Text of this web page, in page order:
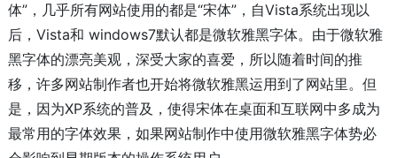
体”，几乎所有网站使用的都是“宋体”，自Vista系统出现以
后，Vista和 windows7默认都是微软雅黑字体。由于微软雅
黑字体的漂亮美观，深受大家的喜爱，所以随着时间的推
移，许多网站制作者也开始将微软雅黑运用到了网站里。但
是，因为XP系统的普及，使得宋体在桌面和互联网中多成为
最常用的字体效果，如果网站制作中使用微软雅黑字体势必